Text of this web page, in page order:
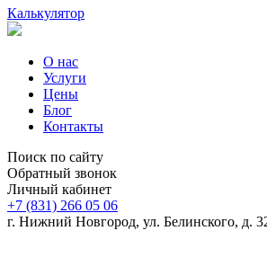
Калькулятор
О нас
Услуги
Цены
Блог
Контакты
Поиск по сайту
Обратный звонок
Личный кабинет
+7 (831) 266 05 06
г. Нижний Новгород, ул. Белинского, д.